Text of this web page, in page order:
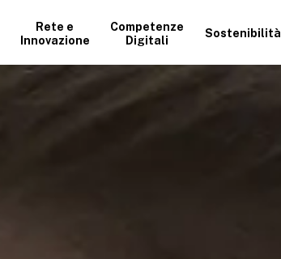
Rete e
Innovazione
Competenze
Digitali
Sostenibilità